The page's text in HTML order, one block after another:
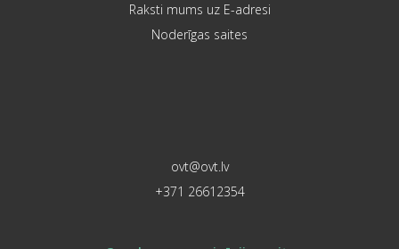
Raksti mums uz E-adresi
Noderīgas saites
ovt@ovt.lv
+371 26612354